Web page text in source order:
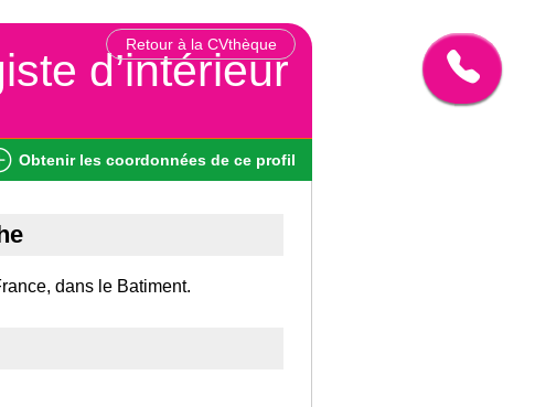
Retour à la CVthèque
d’intérieur
Obtenir les coordonnées de ce profil
dans le Batiment.